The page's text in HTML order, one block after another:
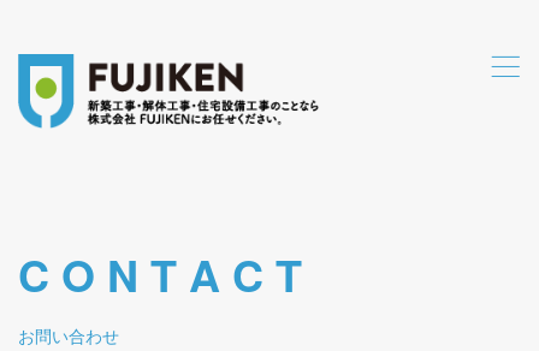
,
C O N T A C T
お問い合わせ